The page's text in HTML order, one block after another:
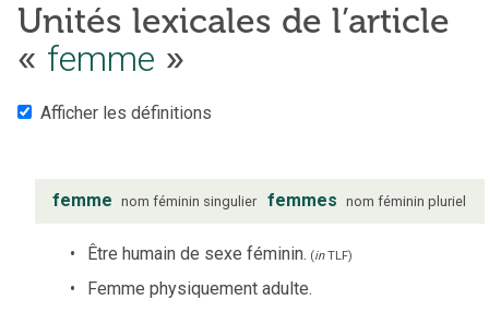
Unités lexicales de l’article
« femme »
Afficher les définitions
femme nom féminin singulier femmes nom féminin pluriel
Être humain de sexe féminin. (inTLF)
Femme physiquement adulte.